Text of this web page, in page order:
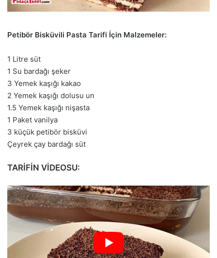
Petibör Bisküvili Pasta Tarifi İçin Malzemeler:
1 Litre süt
1 Su bardağı şeker
3 Yemek kaşığı kakao
2 Yemek kaşığı dolusu un
1.5 Yemek kaşığı nişasta
1 Paket vanilya
3 küçük petibör bisküvi
Çeyrek çay bardağı süt
TARİFİN VİDEOSU: